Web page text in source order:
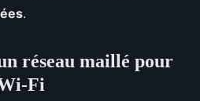
.
réseau maillé pour
Fi